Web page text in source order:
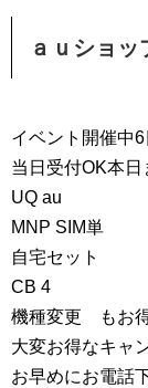
ａｕショッ
イベント開催中6
当日受付OK本日
UQ au
MNP SIM単
自宅セット
CB 4
機種変更 もお得
大変お得なキャ
お早めにお電話